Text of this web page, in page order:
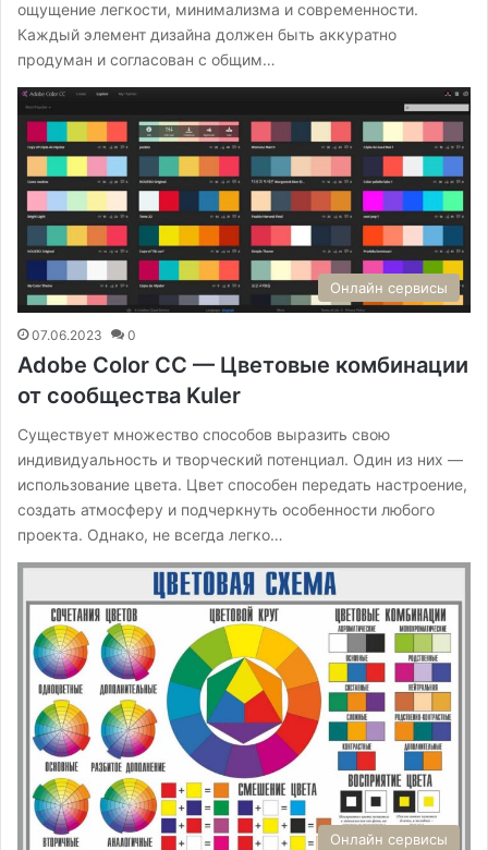
ощущение легкости, минимализма и современности.
Каждый элемент дизайна должен быть аккуратно
продуман и согласован с общим…
Онлайн сервисы
07.06.2023 0
Adobe Color CC — Цветовые комбинации
от сообщества Kuler
Существует множество способов выразить свою
индивидуальность и творческий потенциал. Один из них —
использование цвета. Цвет способен передать настроение,
создать атмосферу и подчеркнуть особенности любого
проекта. Однако, не всегда легко…
Онлайн сервисы